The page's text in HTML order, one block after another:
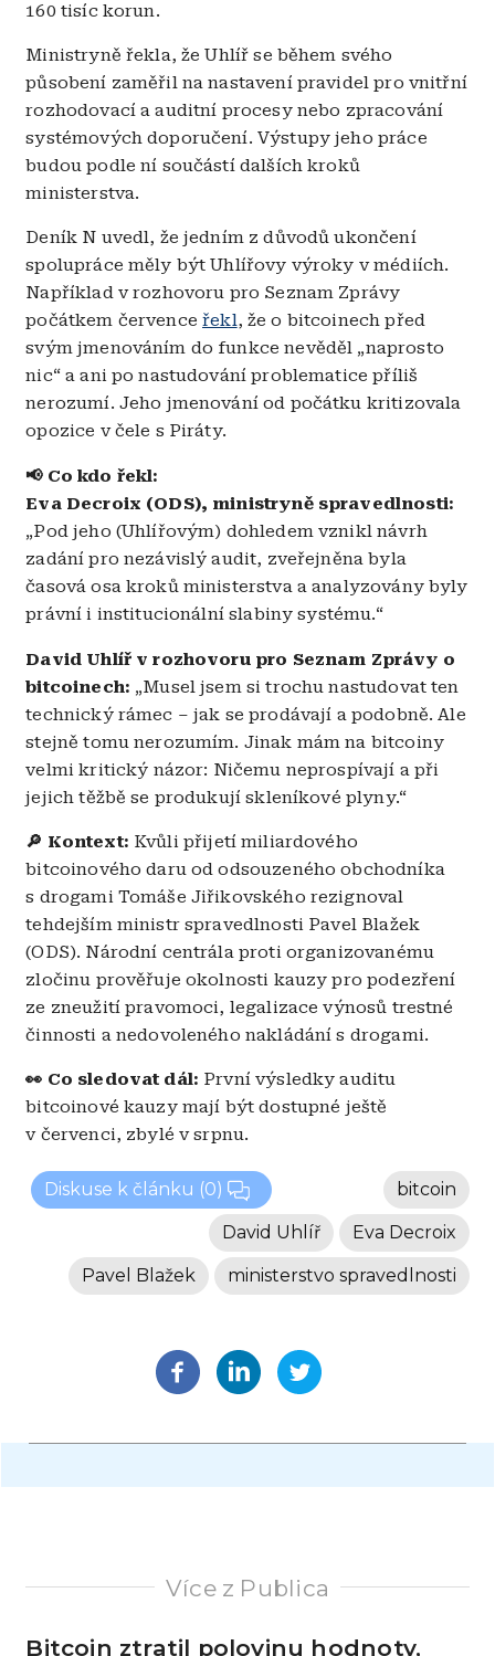
160 tisíc korun.
Ministryně řekla, že Uhlíř se během svého
působení zaměřil na nastavení pravidel pro vnitřní
rozhodovací a auditní procesy nebo zpracování
systémových doporučení. Výstupy jeho práce
budou podle ní součástí dalších kroků
ministerstva.
Deník N uvedl, že jedním z důvodů ukončení
spolupráce měly být Uhlířovy výroky v médiích.
Například v rozhovoru pro Seznam Zprávy
počátkem červenceřekl, že o bitcoinech před
svým jmenováním do funkce nevěděl „naprosto
nic“ a ani po nastudování problematice příliš
nerozumí. Jeho jmenování od počátku kritizovala
opozice v čele s Piráty.
📢 Co kdo řekl:
Eva Decroix (ODS), ministryně spravedlnosti:
„Pod jeho (Uhlířovým) dohledem vznikl návrh
zadání pro nezávislý audit, zveřejněna byla
časová osa kroků ministerstva a analyzovány byly
právní i institucionální slabiny systému.“
David Uhlíř v rozhovoru pro Seznam Zprávy o
bitcoinech: „Musel jsem si trochu nastudovat ten
technický rámec – jak se prodávají a podobně. Ale
stejně tomu nerozumím. Jinak mám na bitcoiny
velmi kritický názor: Ničemu neprospívají a při
jejich těžbě se produkují skleníkové plyny.“
🔎 Kontext: Kvůli přijetí miliardového
bitcoinového daru od odsouzeného obchodníka
s drogami Tomáše Jiřikovského rezignoval
tehdejším ministr spravedlnosti Pavel Blažek
(ODS). Národní centrála proti organizovanému
zločinu prověřuje okolnosti kauzy pro podezření
ze zneužití pravomoci, legalizace výnosů trestné
činnosti a nedovoleného nakládání s drogami.
👀 Co sledovat dál: První výsledky auditu
bitcoinové kauzy mají být dostupné ještě
v červenci, zbylé v srpnu.
Diskuse k článku (0) bitcoin
Eva Decroix
David Uhlíř
ministerstvo spravedlnosti
Pavel Blažek
Více z Publica
Bitcoin ztratil polovinu hodnoty,